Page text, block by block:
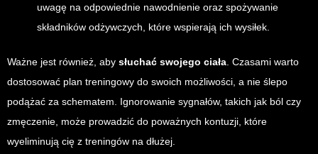
uwagę na odpowiednie nawodnienie oraz spożywanie
składników odżywczych, które wspierają ich wysiłek.
Ważne jest również, aby słuchać swojego ciała . Czasami warto
dostosować plan treningowy do swoich możliwości, a nie ślepo
podążać za schematem. Ignorowanie sygnałów, takich jak ból czy
zmęczenie, może prowadzić do poważnych kontuzji, które
wyeliminują cię z treningów na dłużej.